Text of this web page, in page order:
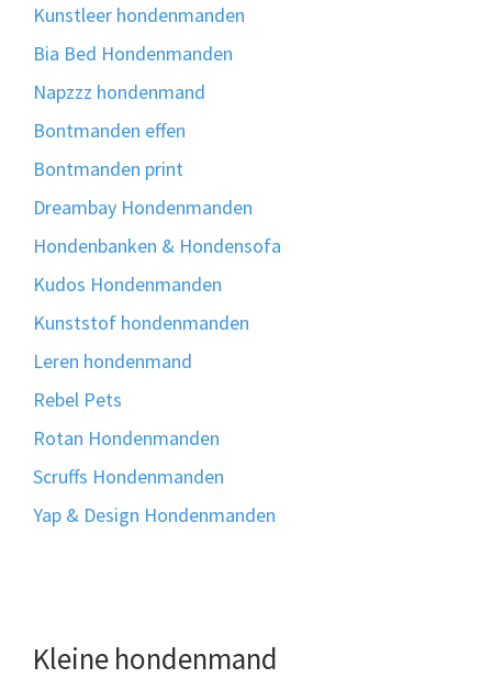
Kunstleer hondenmanden
Bia Bed Hondenmanden
Napzzz hondenmand
Bontmanden effen
Bontmanden print
Dreambay Hondenmanden
Hondenbanken & Hondensofa
Kudos Hondenmanden
Kunststof hondenmanden
Leren hondenmand
Rebel Pets
Rotan Hondenmanden
Scruffs Hondenmanden
Yap & Design Hondenmanden
Kleine hondenmand